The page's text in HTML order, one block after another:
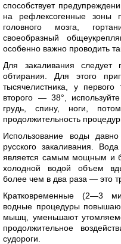
способствует
на рефлексогенные зоны
головного мозга,
своеобразный
особенно важно проводить
Для закаливания следует
обтирания. Для этого
тысячелистника, у
второго — 38°,
грудь, спину, ноги,
продолжительность
Использование воды
русского закаливания.
является самым мощным и
холодной водой объем
более чем в два раза — это
Кратковременные (2—3
водные процедуры
мышц, уменьшают
продолжительное
судороги.